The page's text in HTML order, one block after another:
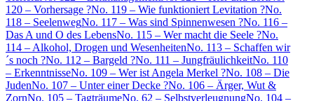
120 – Vorhersage ?No. 119 – Wie funktioniert Levitation ?No.
118 – SeelenwegNo. 117 – Was sind Spinnenwesen ?No. 116 –
Das A und O des LebensNo. 115 – Wer macht die Seele ?No.
114 – Alkohol, Drogen und WesenheitenNo. 113 – Schaffen wir
´s noch ?No. 112 – Bargeld ?No. 111 – JungfräulichkeitNo. 110
– ErkenntnisseNo. 109 – Wer ist Angela Merkel ?No. 108 – Die
JudenNo. 107 – Unter einer Decke ?No. 106 – Ärger, Wut &
ZornNo. 105 – TagträumeNo. 62 – SelbstverleugnungNo. 104 –